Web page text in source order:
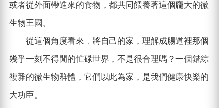
或者從外面帶進來的食物，都共同餵養著這個龐大的微
生物王國。
從這個角度看來，將自己的家，理解成腸道裡那個
幾乎一刻不得閒的忙碌世界，不是很合理嗎？一個錯綜
複雜的微生物群體，它們以此為家，是我們健康快樂的
大功臣。